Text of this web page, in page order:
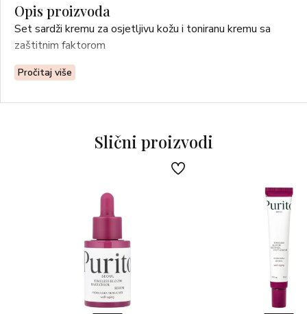
Opis proizvoda
Set sardži kremu za osjetljivu kožu i toniranu kremu sa
zaštitnim faktorom
Pročitaj više
Slični proizvodi